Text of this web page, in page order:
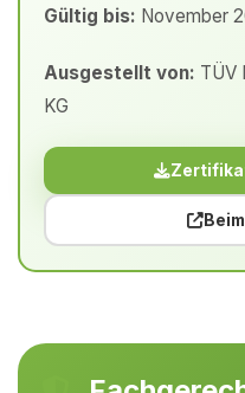
Gültig bis: November
Ausgestellt von: TÜV
KG